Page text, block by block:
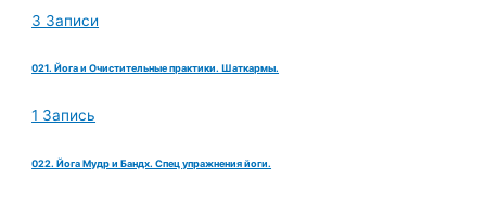
3 Записи
021. Йога и Очистительные практики. Шаткармы.
1 Запись
022. Йога Мудр и Бандх. Спец упражнения йоги.